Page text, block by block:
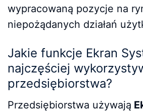
wypracowaną pozycje na
niepożądanych działań
Jakie funkcje Ekran
najczęściej
przedsiębiorstwa?
Przedsiębiorstwa używają